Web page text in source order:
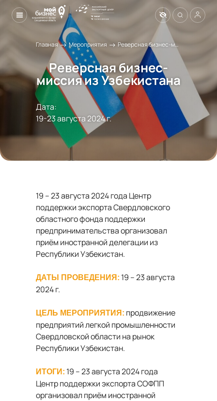
Главная→Мероприятия → Реверсная бизнес-миссия из Узбекистана
Реверсная бизнес-
миссия из Узбекистана
Дата:
19-23 августа 2024 г.
19 – 23 августа 2024 года Центр
поддержки экспорта Свердловского
областного фонда поддержки
предпринимательства организовал
приём иностранной делегации из
Республики Узбекистан.
ДАТЫ ПРОВЕДЕНИЯ: 19 – 23 августа
2024 г.
ЦЕЛЬ МЕРОПРИЯТИЯ: продвижение
предприятий легкой промышленности
Свердловской области на рынок
Республики Узбекистан.
ИТОГИ: 19 – 23 августа 2024 года
Центр поддержки экспорта СОФПП
организовал приём иностранной